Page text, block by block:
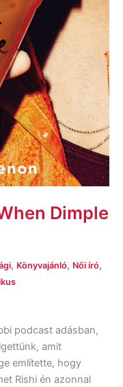
Dimple
, Könyvajánló, Női író,
podcast adásban,
amit
említette, hogy
Rishi én azonnal